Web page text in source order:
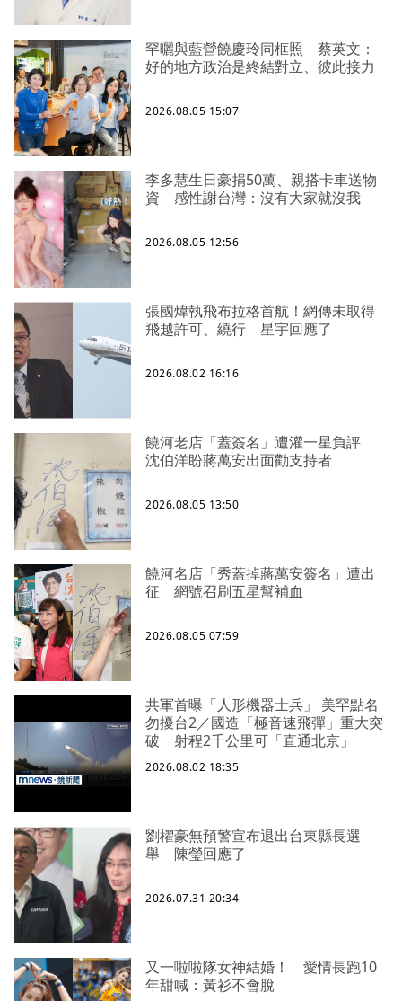
罕曬與藍營饒慶玲同框照 蔡英文：
好的地方政治是終結對立、彼此接力
2026.08.05 15:07
李多慧生日豪捐50萬、親搭卡車送物
資 感性謝台灣：沒有大家就沒我
2026.08.05 12:56
張國煒執飛布拉格首航！網傳未取得
飛越許可、繞行 星宇回應了
2026.08.02 16:16
饒河老店「蓋簽名」遭灌一星負評
沈伯洋盼蔣萬安出面勸支持者
2026.08.05 13:50
饒河名店「秀蓋掉蔣萬安簽名」遭出
征 網號召刷五星幫補血
2026.08.05 07:59
共軍首曝「人形機器士兵」 美罕點名
勿擾台2／國造「極音速飛彈」重大突
破 射程2千公里可「直通北京」
2026.08.02 18:35
劉櫂豪無預警宣布退出台東縣長選
舉 陳瑩回應了
2026.07.31 20:34
又一啦啦隊女神結婚！ 愛情長跑10
年甜喊：黃衫不會脫